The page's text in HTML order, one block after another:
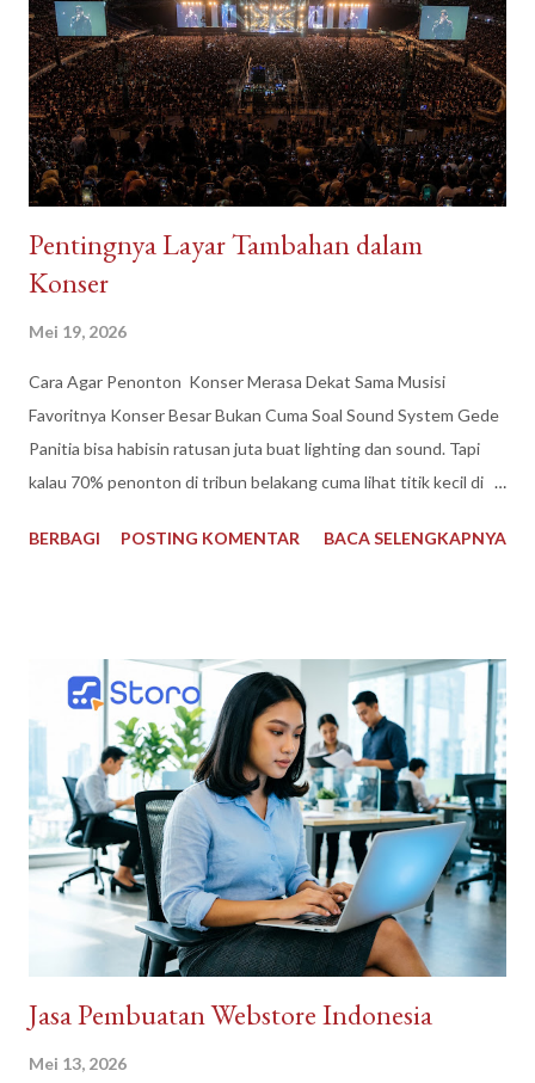
Pentingnya Layar Tambahan dalam
Konser
Mei 19, 2026
Cara Agar Penonton Konser Merasa Dekat Sama Musisi
Favoritnya Konser Besar Bukan Cuma Soal Sound System Gede
Panitia bisa habisin ratusan juta buat lighting dan sound. Tapi
kalau 70% penonton di tribun belakang cuma lihat titik kecil di
Masalahnya sederhana: mata manusia nggak bisa zoom. Jarak 80
sekarang jadi standar di konser skala besar. Bukan buat gaya-
gayaan, tapi biar semua orang dapat pengalaman yang adil. Bikin
Penonton Jauh Merasa Dekat Tugas utama layar tambahan
bukan gantiin panggung. Fungsinya jadi “mata kedua” buat
penonton yang duduk jauh. Close-up wajah penyanyi pas nyanyi
bagian chorus, tangan drummer yang lagi solo, atau momen
crowd interaction—semua itu ditangkap kamera live dan
ditayangin ke layar besar di kiri-kanan panggung. ...
BERBAGI POSTING KOMENTAR BACA SELENGKAPNYA
Jasa Pembuatan Webstore Indonesia
Mei 13, 2026